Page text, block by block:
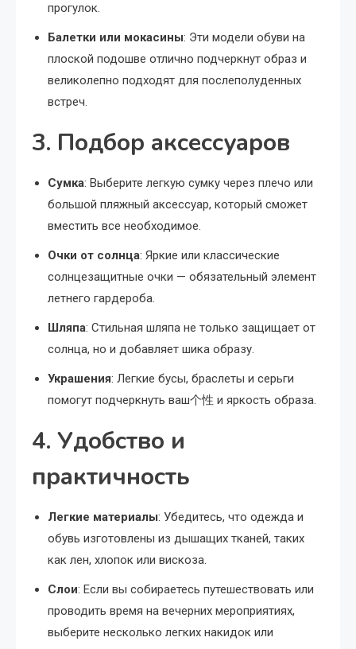
прогулок.
Балетки или мокасины: Эти модели обуви на
плоской подошве отлично подчеркнут образ и
великолепно подходят для послеполуденных
встреч.
3. Подбор аксессуаров
Сумка: Выберите легкую сумку через плечо или
большой пляжный аксессуар, который сможет
вместить все необходимое.
Очки от солнца: Яркие или классические
солнцезащитные очки — обязательный элемент
летнего гардероба.
Шляпа: Стильная шляпа не только защищает от
солнца, но и добавляет шика образу.
Украшения: Легкие бусы, браслеты и серьги
помогут подчеркнуть ваш个性 и яркость образа.
4. Удобство и
практичность
Легкие материалы: Убедитесь, что одежда и
обувь изготовлены из дышащих тканей, таких
как лен, хлопок или вискоза.
Слои: Если вы собираетесь путешествовать или
проводить время на вечерних мероприятиях,
выберите несколько легких накидок или